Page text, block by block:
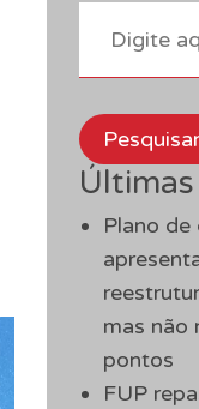
Pesquisar
Últimas
Plano de
mas não
pontos
FUP